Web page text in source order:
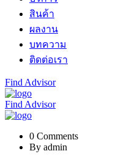
สินค้า
ผลงาน
บทความ
ติดต่อเรา
Find Advisor
Find Advisor
0 Comments
By admin